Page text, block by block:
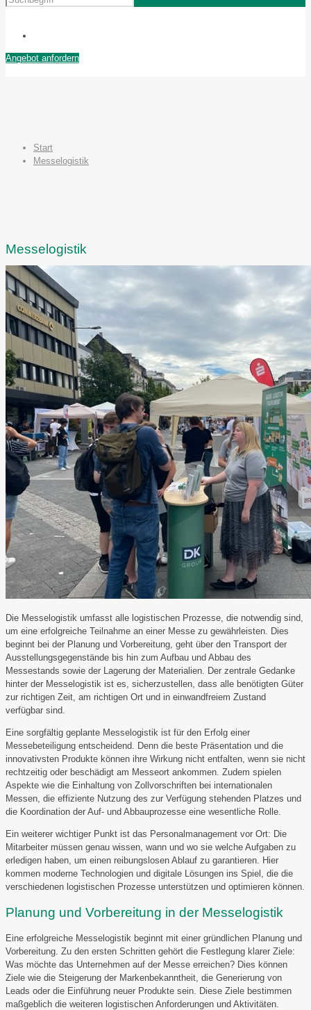
Angebot anfordern
Start
Messelogistik
Messelogistik
Die Messelogistik umfasst alle logistischen Prozesse, die notwendig sind,
um eine erfolgreiche Teilnahme an einer Messe zu gewährleisten. Dies
beginnt bei der Planung und Vorbereitung, geht über den Transport der
Ausstellungsgegenstände bis hin zum Aufbau und Abbau des
Messestands sowie der Lagerung der Materialien. Der zentrale Gedanke
hinter der Messelogistik ist es, sicherzustellen, dass alle benötigten Güter
zur richtigen Zeit, am richtigen Ort und in einwandfreiem Zustand
verfügbar sind.
Eine sorgfältig geplante Messelogistik ist für den Erfolg einer
Messebeteiligung entscheidend. Denn die beste Präsentation und die
innovativsten Produkte können ihre Wirkung nicht entfalten, wenn sie nicht
rechtzeitig oder beschädigt am Messeort ankommen. Zudem spielen
Aspekte wie die Einhaltung von Zollvorschriften bei internationalen
Messen, die effiziente Nutzung des zur Verfügung stehenden Platzes und
die Koordination der Auf- und Abbauprozesse eine wesentliche Rolle.
Ein weiterer wichtiger Punkt ist das Personalmanagement vor Ort: Die
Mitarbeiter müssen genau wissen, wann und wo sie welche Aufgaben zu
erledigen haben, um einen reibungslosen Ablauf zu garantieren. Hier
kommen moderne Technologien und digitale Lösungen ins Spiel, die die
verschiedenen logistischen Prozesse unterstützen und optimieren können.
Planung und Vorbereitung in der Messelogistik
Eine erfolgreiche Messelogistik beginnt mit einer gründlichen Planung und
Vorbereitung. Zu den ersten Schritten gehört die Festlegung klarer Ziele:
Was möchte das Unternehmen auf der Messe erreichen? Dies können
Ziele wie die Steigerung der Markenbekanntheit, die Generierung von
Leads oder die Einführung neuer Produkte sein. Diese Ziele bestimmen
maßgeblich die weiteren logistischen Anforderungen und Aktivitäten.